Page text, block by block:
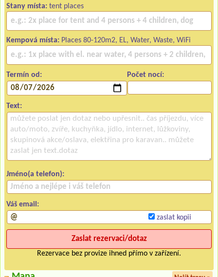
Stany místa: tent places
Kempová místa: Places 80-120m2, EL, Water, Waste, WiFi
Termín od: Počet nocí:
Text:
Jméno(a telefon):
Váš email:
zaslat kopii
Rezervace bez provize ihned přímo v zařízení.